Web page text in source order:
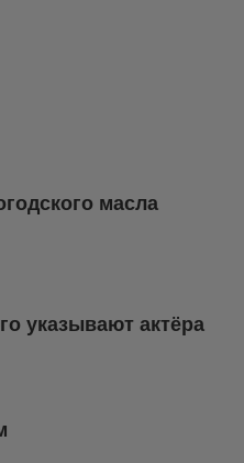
масла
указывают актёра